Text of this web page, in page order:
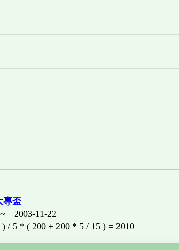
專盃
2003-11-22
) / 5 * ( 200 + 200 * 5 / 15 ) = 2010